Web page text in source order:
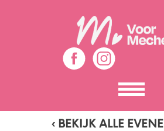
Toon
het
menu
‹ BEKIJK ALLE